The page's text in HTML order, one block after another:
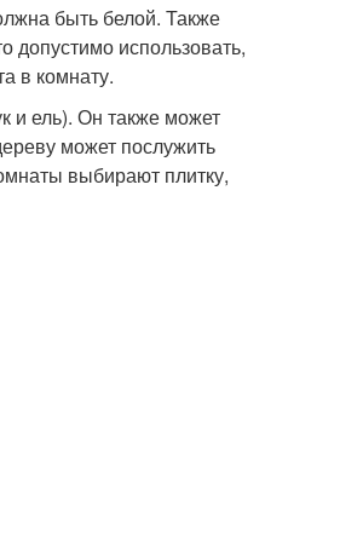
быть белой. Также
использовать,
в комнату.
и ель). Он также может
может послужить
выбирают плитку,